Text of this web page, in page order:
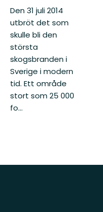
Den 31 juli 2014
utbröt det som
skulle bli den
största
skogsbranden i
Sverige i modern
tid. Ett område
stort som 25 000
fo...